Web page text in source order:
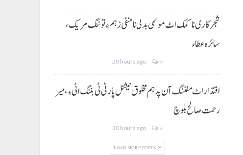
شجرکاری نا کمک اٹ موسمی بدلی نا منفی زہم ءِ توننگ مریک،
سائرہ عطاء
20 hours ago 0
اقتدار اٹ مفننگ آن پد ہم مخلوق نیشنل پارٹی ٹی بننگ اٹی ءِ،میر
رحمت صالح بلوچ
20 hours ago 0
LOAD MORE POSTS